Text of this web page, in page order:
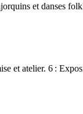
et danses
et atelier. 6 :